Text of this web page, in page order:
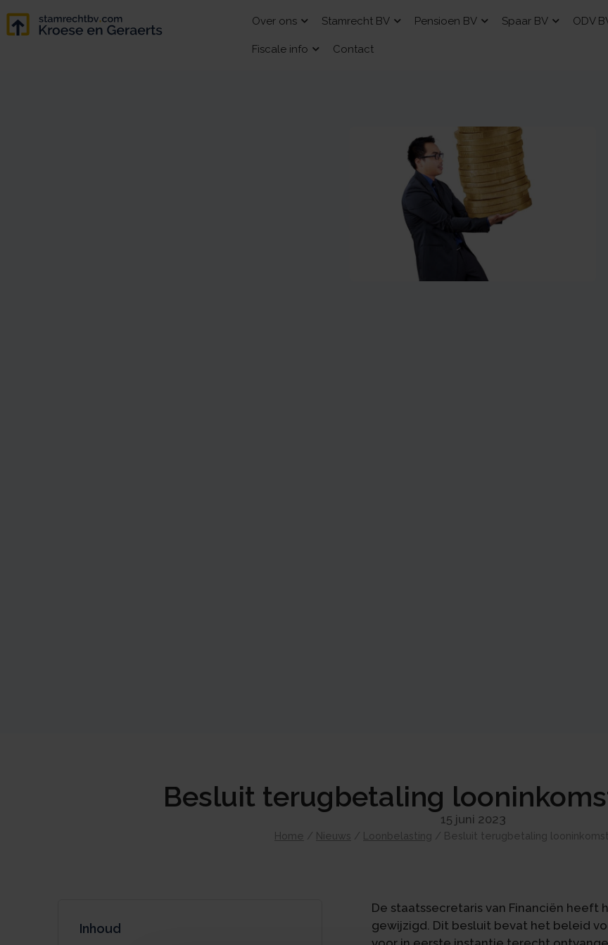
Over ons Stamrecht BV Pensioen BV Spaar BV ODV
Fiscale info Contact
Besluit terugbetaling
15 juni 2023
Home / Nieuws / Loonbelasting / Besluit terugbetaling
Inhoud
De staatssecretaris van Financiën
gewijzigd. Dit besluit bevat het beleid